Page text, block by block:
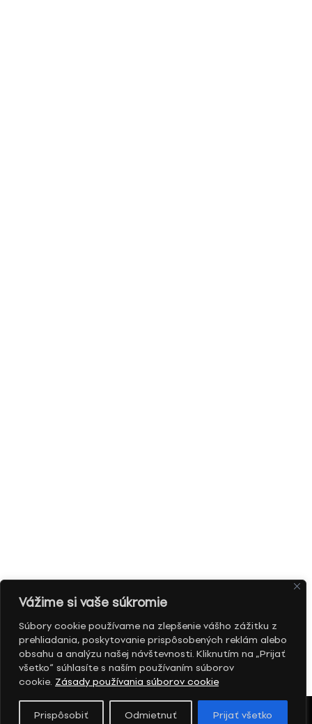
Vážime si vaše súkromie
Súbory cookie používame na zlepšenie vášho zážitku z
prehliadania, poskytovanie prispôsobených reklám alebo
obsahu a analýzu našej návštevnosti. Kliknutím na „Prijať
všetko“ súhlasíte s naším používaním súborov
cookie. Zásady používania súborov cookie
Prispôsobiť Odmietnuť Prijať všetko